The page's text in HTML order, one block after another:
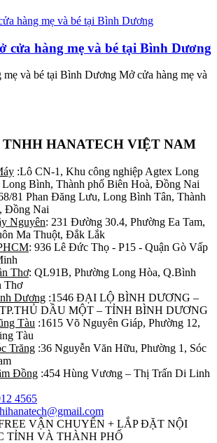
cửa hàng mẹ và bé tại Bình Dương
và bé tại Bình Dương Mở cửa hàng mẹ và
TNHH HANATECH VIỆT NAM
:Lô CN-1, Khu công nghiệp Agtex Long
Bình, Thành phố Biên Hoà, Đồng Nai
81 Phan Đăng Lưu, Long Bình Tân, Thành
Đồng Nai
Nguyên: 231 Đường 30.4, Phường Ea Tam,
Ma Thuột, Đắk Lắk
: 936 Lê Đức Thọ - P15 - Quận Gò Vấp
Thơ: QL91B, Phường Long Hòa, Q.Bình
Thơ
Dương :1546 ĐẠI LỘ BÌNH DƯƠNG –
TP.THỦ DẦU MỘT – TỈNH BÌNH DƯƠNG
Tàu :1615 Võ Nguyên Giáp, Phường 12,
Tàu
Trăng :36 Nguyễn Văn Hữu, Phường 1, Sóc
Đồng :454 Hùng Vương – Thị Trấn Di Linh
4565
VẬN CHUYỂN + LẮP ĐẶT NỘI
TỈNH VÀ THÀNH PHỐ